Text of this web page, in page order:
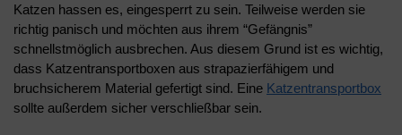
Katzen hassen es, eingesperrt zu sein. Teilweise werden sie
richtig panisch und möchten aus ihrem “Gefängnis”
schnellstmöglich ausbrechen. Aus diesem Grund ist es wichtig,
dass Katzentransportboxen aus strapazierfähigem und
bruchsicherem Material gefertigt sind. Eine Katzentransportbox
sollte außerdem sicher verschließbar sein.